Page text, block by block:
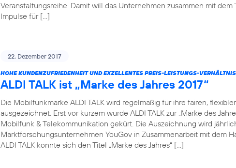
Veranstaltungsreihe. Damit will das Unternehmen zusammen mit dem
Impulse für […]
22. Dezember 2017
HOHE KUNDENZUFRIEDENHEIT UND EXZELLENTES PREIS-LEISTUNGS-
ALDI TALK ist „Marke des Jahres 2017“
Die Mobilfunkmarke ALDI TALK wird regelmäßig für ihre fairen,
ausgezeichnet. Erst vor kurzem wurde ALDI TALK zur „Marke des
Mobilfunk & Telekommunikation gekürt. Die Auszeichnung wird
Marktforschungsunternehmen YouGov in Zusammenarbeit mit dem
ALDI TALK konnte sich den Titel „Marke des Jahres“ […]